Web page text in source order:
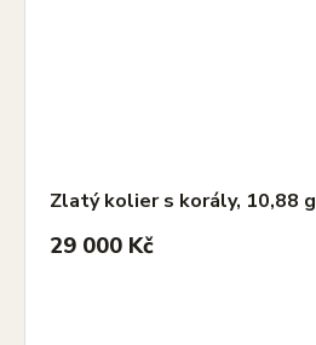
Zlatý kolier s korály, 10,88 g
29 000 Kč